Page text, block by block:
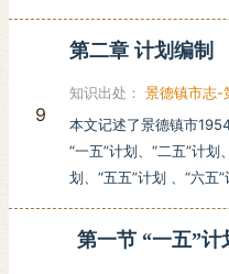
9
第二章 计划编制
知识出处： 景德镇市志-
本文记述了景德镇市
“一五”计划、“二五”计划
划、“五五”计划 、“六五”
第一节 “一五”计